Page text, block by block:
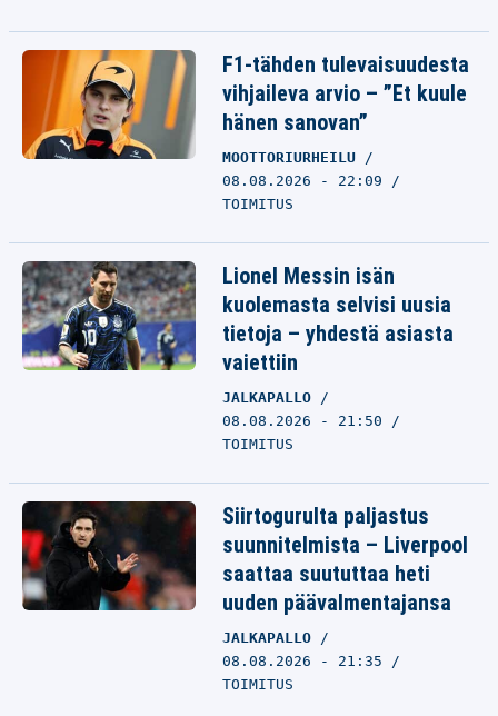
F1-tähden tulevaisuudesta
vihjaileva arvio – ”Et kuule
hänen sanovan”
MOOTTORIURHEILU
08.08.2026 - 22:09
TOIMITUS
Lionel Messin isän
kuolemasta selvisi uusia
tietoja – yhdestä asiasta
vaiettiin
JALKAPALLO
08.08.2026 - 21:50
TOIMITUS
Siirtogurulta paljastus
suunnitelmista – Liverpool
saattaa suututtaa heti
uuden päävalmentajansa
JALKAPALLO
08.08.2026 - 21:35
TOIMITUS